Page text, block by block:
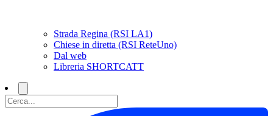
Strada Regina (RSI LA1)
Chiese in diretta (RSI ReteUno)
Dal web
Libreria SHORTCATT